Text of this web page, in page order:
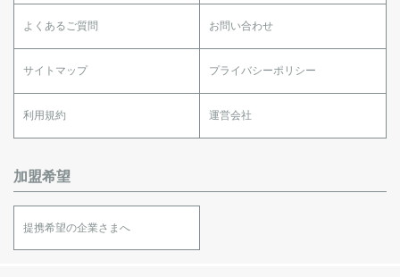
よくあるご質問 お問い合わせ
サイトマップ プライバシーポリシー
利用規約 運営会社
加盟希望
提携希望の企業さまへ